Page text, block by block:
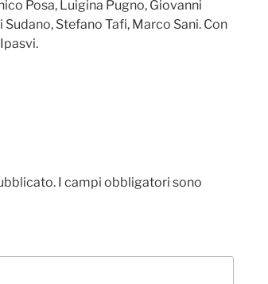
Posa, Luigina Pugno, Giovanni
Sudano, Stefano Tafi, Marco Sani. Con
I campi obbligatori sono